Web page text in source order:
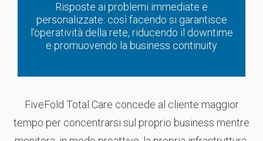
Risposte ai problemi immediate e
personalizzate: così facendo si garantisce
l’operatività della rete, riducendo il downtime
e promuovendo la business continuity
FiveFold Total Care concede al cliente maggior
tempo per concentrarsi sul proprio business mentre